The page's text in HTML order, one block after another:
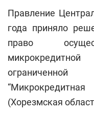
Правление
года приняло
право
(Хорезмская